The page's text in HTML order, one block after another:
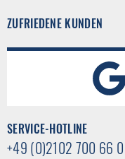
ZUFRIEDENE KUNDEN
SERVICE-HOTLINE
+49 (0)2102 700 66 0